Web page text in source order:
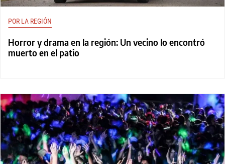
POR LA REGIÓN
Horror y drama en la región: Un vecino lo encontró
muerto en el patio